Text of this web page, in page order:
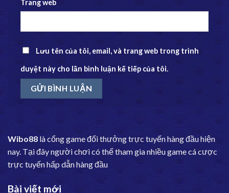
Trang web
Lưu tên của tôi, email, và trang web trong trình
duyệt này cho lần bình luận kế tiếp của tôi.
Wibo88 là cổng game đổi thưởng trực tuyến hàng đầu hiện
nay. Tại đây người chơi có thể tham gia nhiều game cá cược
trực tuyến hấp dẫn hàng đầu
Bài viết mới